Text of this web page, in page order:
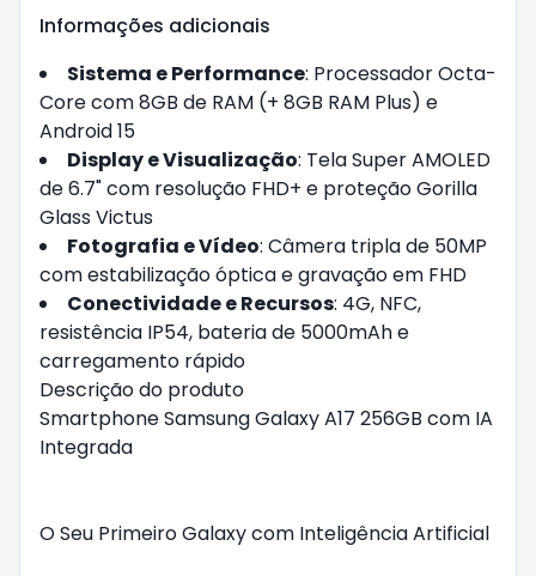
Informações adicionais
Sistema e Performance: Processador Octa-
Core com 8GB de RAM (+ 8GB RAM Plus) e
Android 15
Display e Visualização: Tela Super AMOLED
de 6.7" com resolução FHD+ e proteção Gorilla
Glass Victus
Fotografia e Vídeo: Câmera tripla de 50MP
com estabilização óptica e gravação em FHD
Conectividade e Recursos: 4G, NFC,
resistência IP54, bateria de 5000mAh e
carregamento rápido
Descrição do produto
Smartphone Samsung Galaxy A17 256GB com IA
Integrada
O Seu Primeiro Galaxy com Inteligência Artificial